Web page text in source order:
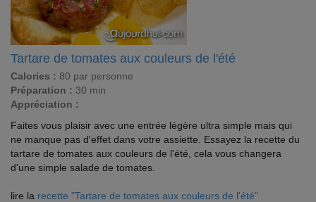
Tartare de tomates aux couleurs de l'été
Calories : 80 par personne
Préparation : 30 min
Appréciation :
Faites vous plaisir avec une entrée légère ultra simple mais qui
ne manque pas d'effet dans votre assiette. Essayez la recette du
tartare de tomates aux couleurs de l'été, cela vous changera
d'une simple salade de tomates.
lire la recette "Tartare de tomates aux couleurs de l'été"